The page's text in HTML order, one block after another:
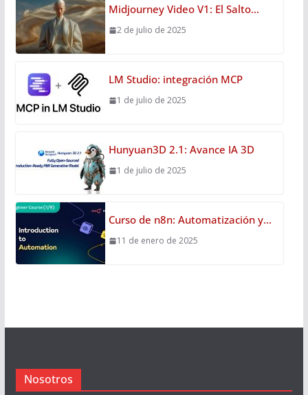
Midjourney Video V1: El Salto…
2 de julio de 2025
LM Studio: integración MCP
1 de julio de 2025
Hunyuan3D 2.1: Avance IA 3D
1 de julio de 2025
Curso de n8n: Automatización y…
11 de enero de 2025
Nosotros